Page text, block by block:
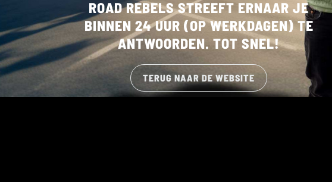
ROAD REBELS STREEFT ERNAAR JE
BINNEN 24 UUR (OP WERKDAGEN) TE
ANTWOORDEN. TOT SNEL!
TERUG NAAR DE WEBSITE